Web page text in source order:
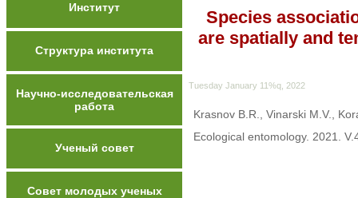
Институт
Структура института
Научно-исследовательская
работа
Ученый совет
Совет молодых ученых
Species
are spatially and
Tuesday January 11%q, 2022
Krasnov B.R., Vinarski M.V.,
Ecological entomology. 2021.